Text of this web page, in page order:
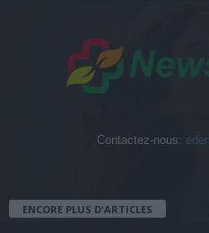
Contactez-nous:
ENCORE PLUS D'ARTICLES